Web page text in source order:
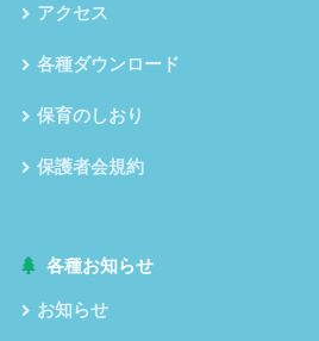
アクセス
各種ダウンロード
保育のしおり
保護者会規約
各種お知らせ
お知らせ